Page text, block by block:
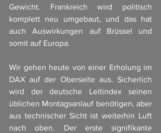
Gewicht. Frankreich wird politisch
komplett neu umgebaut, und das hat
auch Auswirkungen auf Brüssel und
somit auf Europa.
Wir gehen heute von einer Erholung im
DAX auf der Oberseite aus. Sicherlich
wird der deutsche Leitindex seinen
üblichen Montagsanlauf benötigen, aber
aus technischer Sicht ist weiterhin Luft
nach oben. Der erste signifikante